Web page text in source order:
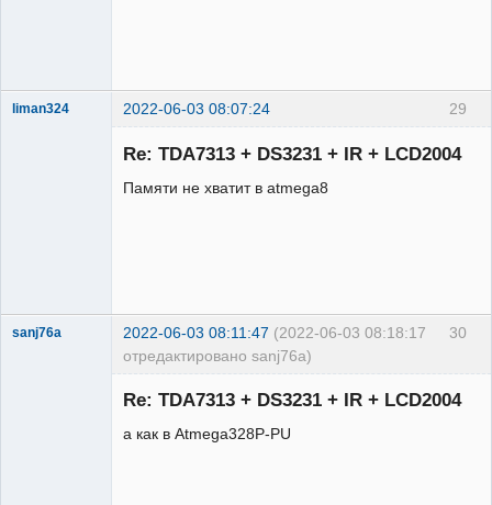
29
liman324 2022-06-03 08:07:24
Re: TDA7313 + DS3231 + IR + LCD2004
Памяти не хватит в atmega8
30
sanj76a 2022-06-03 08:11:47 (2022-06-03 08:18:17
отредактировано sanj76a)
Re: TDA7313 + DS3231 + IR + LCD2004
а как в Atmega328P-PU